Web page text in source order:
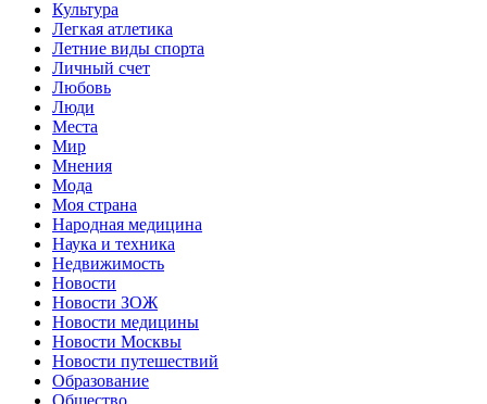
Культура
Легкая атлетика
Летние виды спорта
Личный счет
Любовь
Люди
Места
Мир
Мнения
Мода
Моя страна
Народная медицина
Наука и техника
Недвижимость
Новости
Новости ЗОЖ
Новости медицины
Новости Москвы
Новости путешествий
Образование